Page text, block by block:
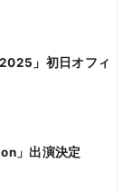
」初日オフィ
」出演決定